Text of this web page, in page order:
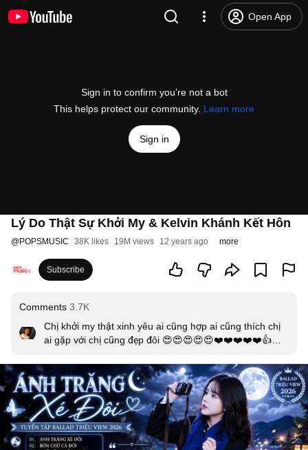
Open App
Sign in to confirm you’re not a bot
This helps protect our community. Learn more
Sign in
Lý Do Thật Sự Khởi My & Kelvin Khánh Kết Hôn
@POPSMUSIC 38K likes 19M views 12 years ago more
Subscribe
Comments 3.7K
Chị khởi my thật xinh yêu ai cũng hợp ai cũng thích chị
ai gặp với chị cũng đẹp đôi 😍😍😍😍😍❤️❤️❤️❤️❤️👍👍